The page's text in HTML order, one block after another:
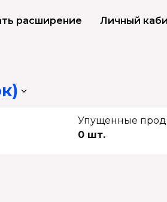
расширение Личный
Упущенные
0 шт.